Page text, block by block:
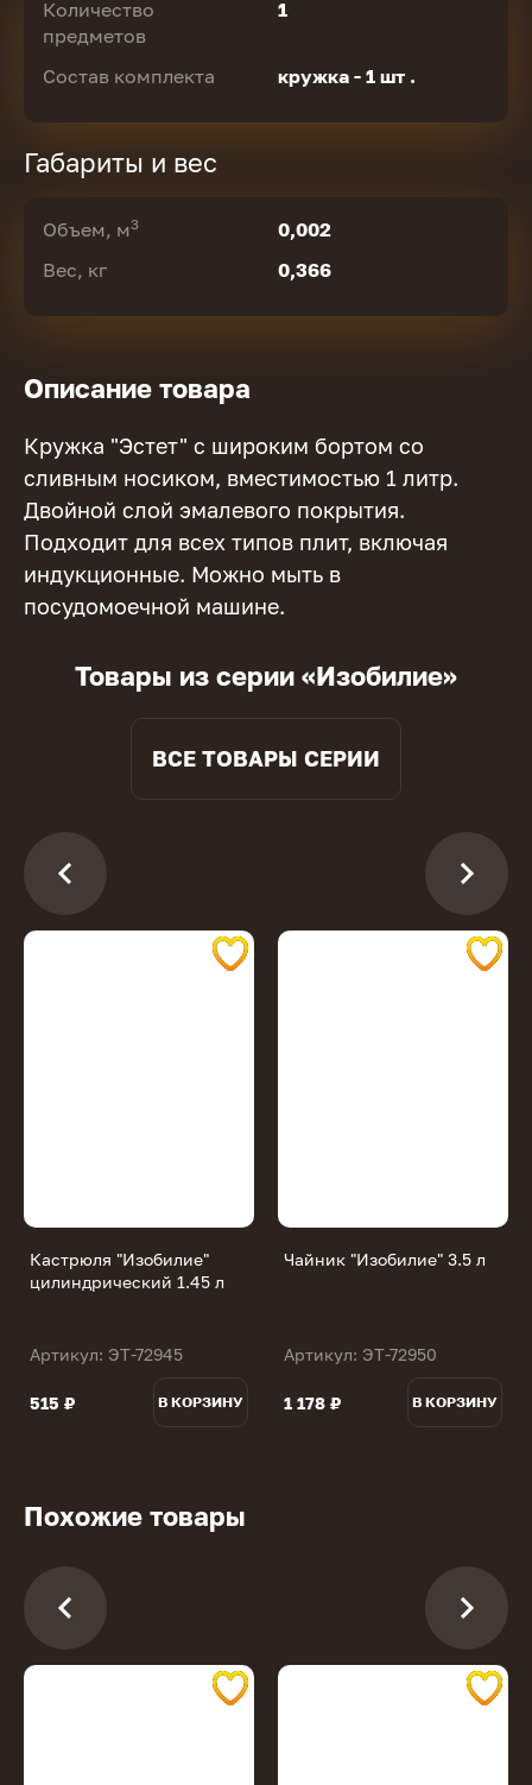
Количество
предметов
1
Состав комплекта кружка - 1 шт .
Габариты и вес
Объем, м3
0,002
Вес, кг
0,366
Описание товара
Кружка "Эстет" с широким бортом со
сливным носиком, вместимостью 1 литр.
Двойной слой эмалевого покрытия.
Подходит для всех типов плит, включая
индукционные. Можно мыть в
посудомоечной машине.
Товары из серии «Изобилие»
ВСЕ ТОВАРЫ СЕРИИ
Кастрюля "Изобилие"
цилиндрический 1.45 л
Артикул: ЭТ-72945
515 ₽ В КОРЗИНУ
Чайник "Изобилие" 3.5 л
Артикул: ЭТ-72950
1 178 ₽ В КОРЗИНУ
Похожие товары